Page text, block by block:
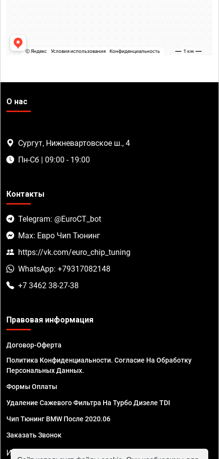
О нас
Сургут, Нижневартовское ш., 4
Пн-Сб | 09:00 - 19:00
Контакты
Telegram: @EuroCT_bot
Max: Евро Чип Тюнинг
https://vk.com/euro_chip_tuning
WhatsApp: +79317082148
+7 3462 38-27-38
Правовая информация
Договор-Оферта
Политика Конфиденциальности. Согласие На Обработку
Персональных Данных.
Формы Оплаты
Удаление Сажевого Фильтра На Турбо Дизеле TDI
Чип Тюнинг BMW После 2020.06
Заказать Звонок
ИП Смирнов Георгий Павлович. ИНН 781302555843,